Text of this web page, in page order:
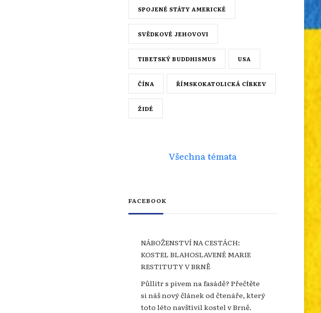
SPOJENÉ STÁTY AMERICKÉ
SVĚDKOVÉ JEHOVOVI
TIBETSKÝ BUDDHISMUS USA
ČÍNA ŘÍMSKOKATOLICKÁ CÍRKEV
ŽIDÉ
Všechna témata
FACEBOOK
NÁBOŽENSTVÍ NA CESTÁCH:
KOSTEL BLAHOSLAVENÉ MARIE
RESTITUTY V BRNĚ
Půllitr s pivem na fasádě? Přečtěte
si náš nový článek od čtenáře, který
toto léto navštívil kostel v Brně.